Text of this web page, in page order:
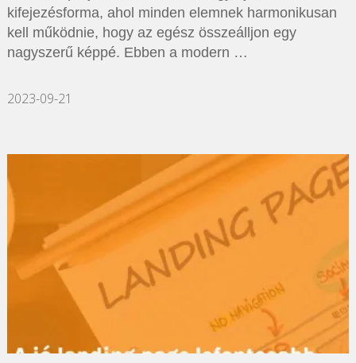
kifejezésforma, ahol minden elemnek harmonikusan
kell működnie, hogy az egész összeálljon egy
nagyszerű képpé. Ebben a modern …
2023-09-21